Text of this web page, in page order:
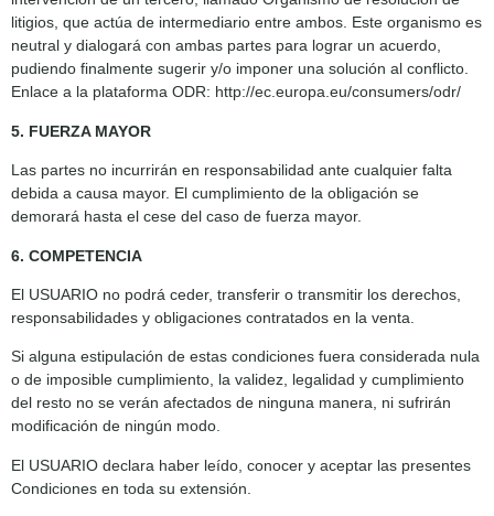
litigios, que actúa de intermediario entre ambos. Este organismo es
neutral y dialogará con ambas partes para lograr un acuerdo,
pudiendo finalmente sugerir y/o imponer una solución al conflicto.
Enlace a la plataforma ODR: http://ec.europa.eu/consumers/odr/
5. FUERZA MAYOR
Las partes no incurrirán en responsabilidad ante cualquier falta
debida a causa mayor. El cumplimiento de la obligación se
demorará hasta el cese del caso de fuerza mayor.
6. COMPETENCIA
El USUARIO no podrá ceder, transferir o transmitir los derechos,
responsabilidades y obligaciones contratados en la venta.
Si alguna estipulación de estas condiciones fuera considerada nula
o de imposible cumplimiento, la validez, legalidad y cumplimiento
del resto no se verán afectados de ninguna manera, ni sufrirán
modificación de ningún modo.
El USUARIO declara haber leído, conocer y aceptar las presentes
Condiciones en toda su extensión.